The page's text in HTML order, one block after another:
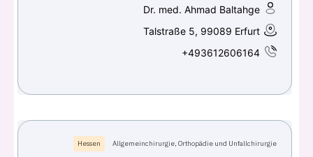
Dr. med. Ahmad Baltahge
Talstraße 5, 99089 Erfurt
+493612606164
Allgemeinchirurgie, Orthopädie und Unfallchirurgie
Hessen